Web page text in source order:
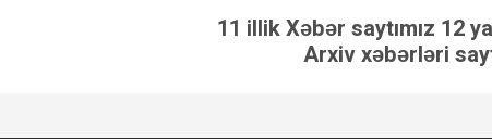
11 illik Xəbər saytımız 12
Arxiv xəbərləri